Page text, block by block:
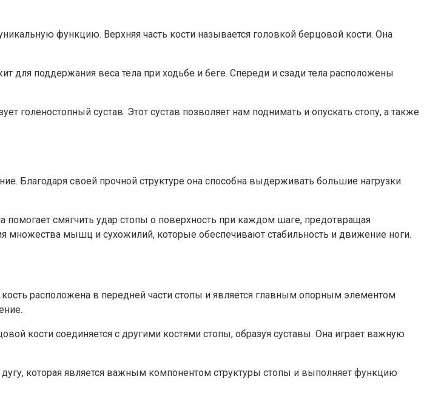
функцию. Верхняя часть кости называется головкой берцовой кости. Она
для поддержания веса тела при ходьбе и беге. Спереди и сзади тела расположены
голеностопный сустав. Этот сустав позволяет нам поднимать и опускать стопу, а также
Благодаря своей прочной структуре она способна выдерживать большие нагрузки
смягчить удар стопы о поверхность при каждом шаге, предотвращая
множества мышц и сухожилий, которые обеспечивают стабильность и движение ноги.
расположена в передней части стопы и является главным опорным элементом
кости соединяется с другими костями стопы, образуя суставы. Она играет важную
которая является важным компонентом структуры стопы и выполняет функцию